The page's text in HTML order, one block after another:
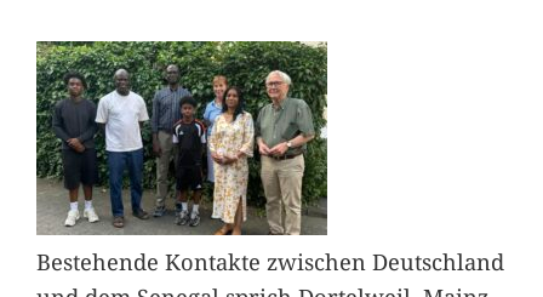
Bestehende Kontakte zwischen Deutschland